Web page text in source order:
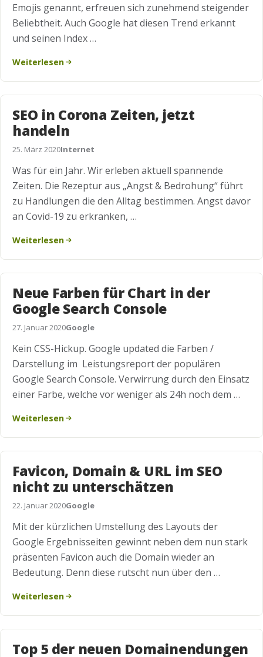
Emojis genannt, erfreuen sich zunehmend steigender
Beliebtheit. Auch Google hat diesen Trend erkannt
und seinen Index …
Weiterlesen
SEO in Corona Zeiten, jetzt
handeln
25. März 2020Internet
Was für ein Jahr. Wir erleben aktuell spannende
Zeiten. Die Rezeptur aus „Angst & Bedrohung“ führt
zu Handlungen die den Alltag bestimmen. Angst davor
an Covid-19 zu erkranken, …
Weiterlesen
Neue Farben für Chart in der
Google Search Console
27. Januar 2020Google
Kein CSS-Hickup. Google updated die Farben /
Darstellung im Leistungsreport der populären
Google Search Console. Verwirrung durch den Einsatz
einer Farbe, welche vor weniger als 24h noch dem …
Weiterlesen
Favicon, Domain & URL im SEO
nicht zu unterschätzen
22. Januar 2020Google
Mit der kürzlichen Umstellung des Layouts der
Google Ergebnisseiten gewinnt neben dem nun stark
präsenten Favicon auch die Domain wieder an
Bedeutung. Denn diese rutscht nun über den …
Weiterlesen
Top 5 der neuen Domainendungen